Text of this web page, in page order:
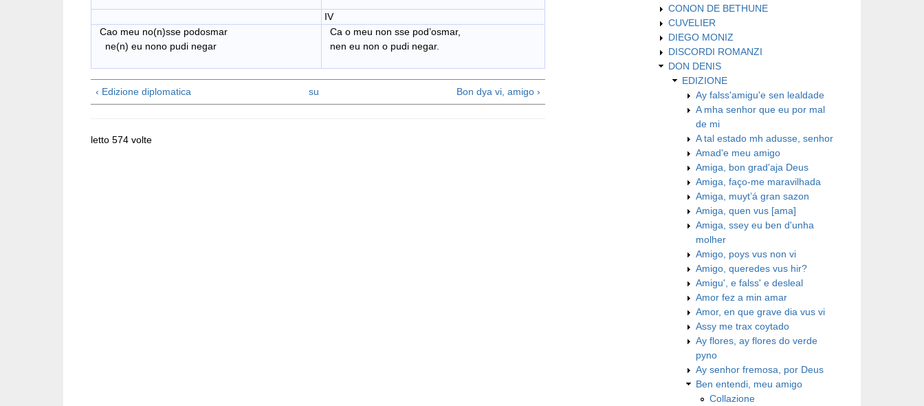
IV
Cao meu no(n)sse podosmar
ne(n) eu nono pudi negar
Ca o meu non sse pod’osmar,
nen eu non o pudi negar.
‹ Edizione diplomatica su Bon dya vi, amigo ›
letto 574 volte
CONON DE BETHUNE
CUVELIER
DIEGO MONIZ
DISCORDI ROMANZI
DON DENIS
EDIZIONE
Ay falss'amigu'e sen lealdade
A mha senhor que eu por mal
de mi
A tal estado mh adusse, senhor
Amad'e meu amigo
Amiga, bon grad'aja Deus
Amiga, faço-me maravilhada
Amiga, muyt’á gran sazon
Amiga, quen vus [ama]
Amiga, ssey eu ben d'unha
molher
Amigo, poys vus non vi
Amigo, queredes vus hir?
Amigu', e falss' e desleal
Amor fez a min amar
Amor, en que grave dia vus vi
Assy me trax coytado
Ay flores, ay flores do verde
pyno
Ay senhor fremosa, por Deus
Ben entendi, meu amigo
Collazione